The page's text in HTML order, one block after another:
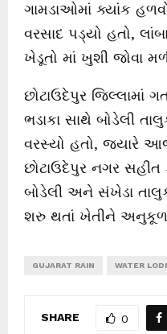
ગામડાઓમાં ક્યાંક
વરસાદ પડ્યો હતો,
ખેડૂતો માં ખુશી જોવા
છોટાઉદેપુર જિલ્લામાં
ભડાકા સાથે બોડેલી
વરસ્યો હતો, જયારે
છોટાઉદેપુર નગર સહીત
બોડેલી અને સંખેડા
શરુ થતાં ખેતીને અનુકૂળ
GUJARAT RAIN WATER
SHARE 0